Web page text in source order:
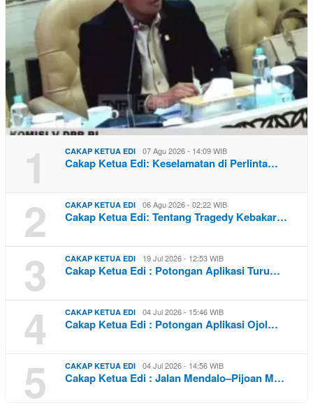
1 CAKAP KETUA EDI 07 Agu 2026 - 14:09 WIB
Cakap Ketua Edi: Keselamatan di Perlinta…
2 CAKAP KETUA EDI 06 Agu 2026 - 02:22 WIB
Cakap Ketua Edi: Tentang Tragedy Kebakar…
3 CAKAP KETUA EDI 19 Jul 2026 - 12:53 WIB
Cakap Ketua Edi : Potongan Aplikasi Turu…
4 CAKAP KETUA EDI 04 Jul 2026 - 15:46 WIB
Cakap Ketua Edi : Potongan Aplikasi Ojol…
5 CAKAP KETUA EDI 04 Jul 2026 - 14:56 WIB
Cakap Ketua Edi : Jalan Mendalo–Pijoan M…